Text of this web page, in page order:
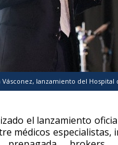
Vásconez, lanzamiento del Hospital
el lanzamiento
médicos